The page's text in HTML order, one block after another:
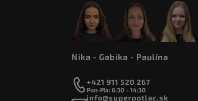
Nika - Gabika - Paulína
+421 911 520 267
Pon-Pia: 6:30 - 14:30
info@superpotlac.sk